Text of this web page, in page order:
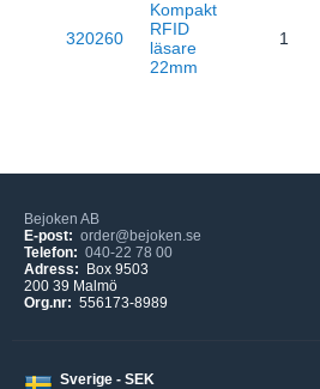
320260
Kompakt
RFID
läsare
22mm
1
Bejoken AB
E-post: order@bejoken.se
Telefon: 040-22 78 00
Adress: Box 9503
200 39 Malmö
Org.nr: 556173-8989
Sverige - SEK